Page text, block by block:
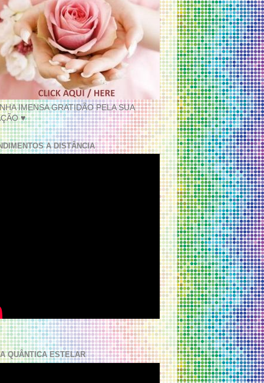
IMENSA GRATIDÃO PELA SUA
♥
A DISTÂNCIA
QUÂNTICA ESTELAR